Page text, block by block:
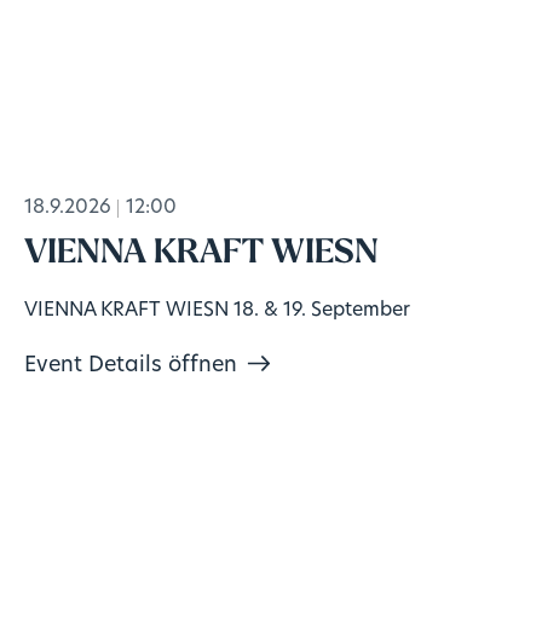
18.9.2026 12:00
VIENNA KRAFT WIESN
VIENNA KRAFT WIESN 18. & 19. September
Event Details öffnen